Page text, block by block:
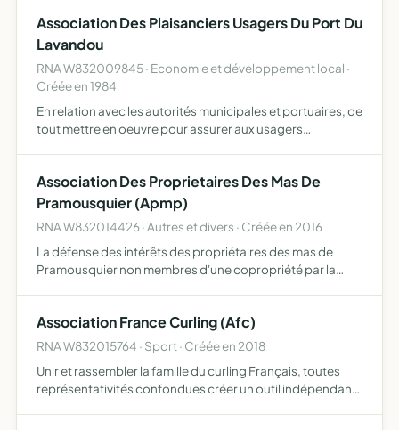
Association Des Plaisanciers Usagers Du Port Du
Lavandou
RNA W832009845 · Economie et développement local ·
Créée en 1984
En relation avec les autorités municipales et portuaires, de
tout mettre en oeuvre pour assurer aux usagers
Association Des Proprietaires Des Mas De
Pramousquier (Apmp)
RNA W832014426 · Autres et divers · Créée en 2016
La défense des intérêts des propriétaires des mas de
Pramousquier non membres d'une copropriété par la
b…
Association France Curling (Afc)
RNA W832015764 · Sport · Créée en 2018
Unir et rassembler la famille du curling Français, toutes
représentativités confondues créer un outil indépendant